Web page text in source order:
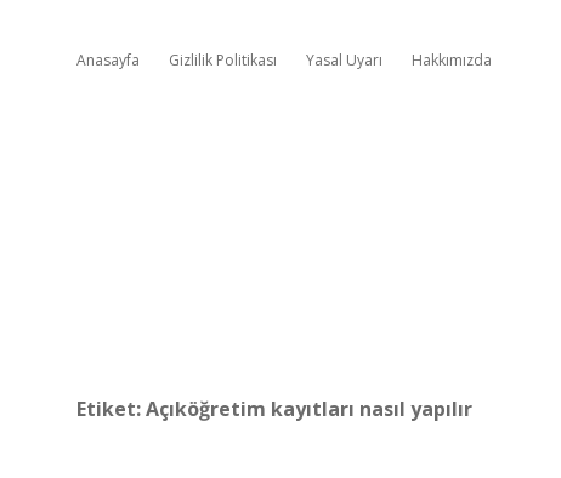
Anasayfa Gizlilik Politikası Yasal Uyarı Hakkımızda
Etiket:Açıköğretim kayıtları nasıl yapılır